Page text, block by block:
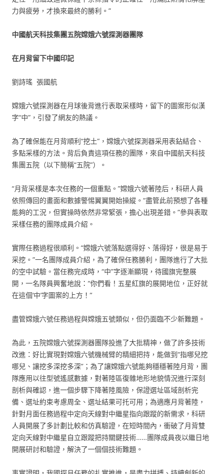
力與疲勞，才換來最終的勝利。”
中國航天科技集團五院嫦娥六號探測器團隊
在月背留下中國印記
劉詩瑤 張國航
嫦娥六號探測器在月球後背進行表取采樣時，留下的圖案形似漢
字“中”，引發了網友的熱議。
為了確保能在月背順利“挖土”，嫦娥六號探測器采用表鉆結合、
多點采樣的方法。背后負責這項任務的團隊，來自中國航天科技
集團五院（以下簡稱“五院”）。
“月背采樣是本次任務的一個重點。”嫦娥六號著陸后，科研人員
依照傳回的畫面和數據警惕翼翼開始操縱。“盡管此前預想了各種
能夠的工況，但實操時依然非常緊張，擔心出現差錯。”參與表取
采樣任務的團隊成員介紹。
實際任務過程很順利。“嫦娥六號落點選得好、落得好，很是易于
采挖。”一名團隊成員介紹，為了確保任務勝利，團隊進行了大批
的空中試驗。當任務完成時，“中”字逐漸顯現，待國旗完整展
開，一名隊員興奮地說：“你們看！五星紅旗的展開地位，正好就
在這個‘中’字圖案的上方！”
盡管嫦娥六號任務過程與嫦娥五號類似，但仍面臨不少新難題。
為此，五院嫦娥六號探測器團隊投進了大批精神，做了許多技術
改進：好比實現對嫦娥六號機械臂的精細把持，能做到“指哪兒挖
哪兒、讓挖多深挖多深”；為了讓嫦娥六號能夠穩穩著陸月背，團
隊應用以往型號遙感數據，對著陸區復雜地形地貌情況進行深刻
剖析與確認，進一個步驟下降著陸風險，保證選址區域剖析完
備、選址約束考慮周全、選址結果可托可用；為適應月背著陸，
針對月面任務過程中定向天線對中繼星指向跟蹤的新需求，科研
人員開展了多計劃比較和仿真驗證，在短時間內，衝破了月背雙
定向天線對中繼星自立跟蹤把持關鍵技術……團隊成員夜以繼日地
開展研討和驗證，解決了一個個技術難題。